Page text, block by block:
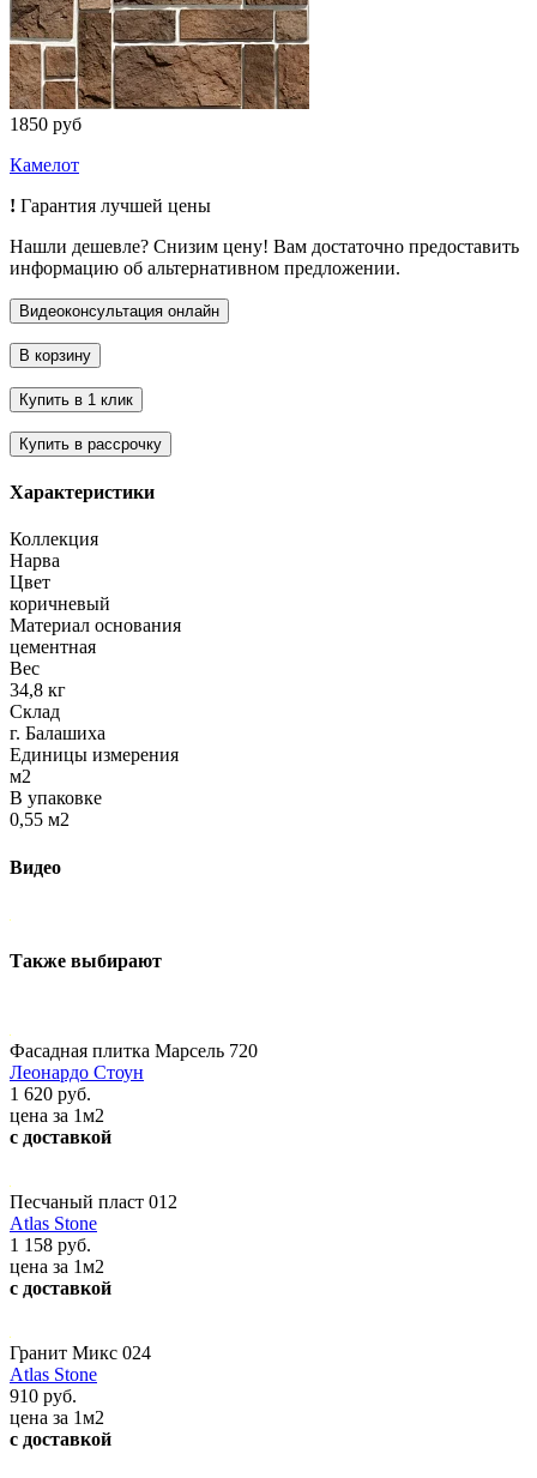
1850 руб
Камелот
! Гарантия лучшей цены
Нашли дешевле? Снизим цену! Вам достаточно предоставить
информацию об альтернативном предложении.
Характеристики
Коллекция
Нарва
Цвет
коричневый
Материал основания
цементная
Вес
34,8 кг
Склад
г. Балашиха
Единицы измерения
м2
В упаковке
0,55 м2
Видео
Также выбирают
Фасадная плитка Марсель 720
Леонардо Стоун
1 620 руб.
цена за 1м2
с доставкой
Песчаный пласт 012
Atlas Stone
1 158 руб.
цена за 1м2
с доставкой
Гранит Микс 024
Atlas Stone
910 руб.
цена за 1м2
с доставкой